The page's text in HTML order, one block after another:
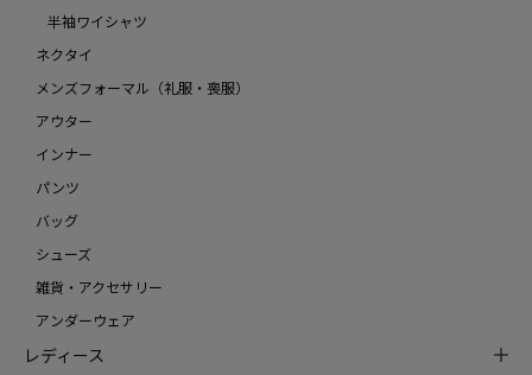
半袖ワイシャツ
ネクタイ
メンズフォーマル（礼服・喪服）
アウター
インナー
パンツ
バッグ
シューズ
雑貨・アクセサリー
アンダーウェア
レディース